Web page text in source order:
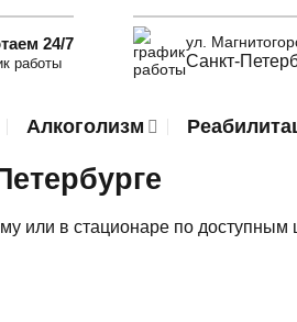
24/7
работы
ул.
Санкт-
Алкоголизм
или в стационаре по доступным